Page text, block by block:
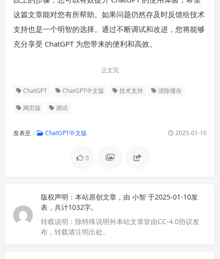
这篇文章能对您有所帮助。如果问题仍然存及时反馈给技术
支持也是一个明智的选择。通过不断调试和改进，您将能够
充分享受 ChatGPT 为您带来的便利和高效。
正文完
ChatGPT ChatGPT中文版 技术支持 清除缓存
网页版 调试
发表至： ChatGPT中文版 2025-01-10
0
版权声明： 本站原创文章，由 小智 于2025-01-10发
表，共计1032字。
转载说明： 除特殊说明外本站文章皆由CC-4.0协议发
布，转载请注明出处。